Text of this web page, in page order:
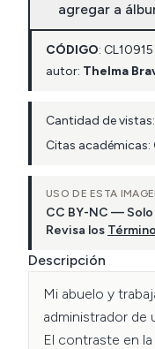
agregar a
CÓDIGO: CL10915
autor: Thelma
Cantidad de vistas:
Citas académicas:
USO DE ESTA
CC BY-NC —
Revisa los
Descripción
Mi abuelo y
administrador de
El contraste en